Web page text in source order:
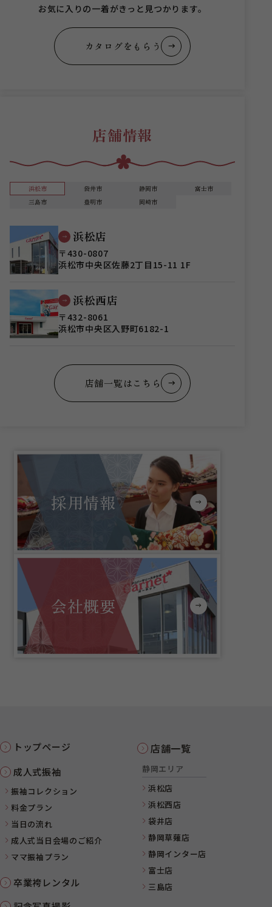
お気に入りの一着がきっと見つかります。
カタログをもらう
店舗情報
浜松市 袋井市 静岡市
富士市
三島市
豊明市 岡崎市
浜松店
〒430-0807
浜松市中央区佐藤2丁目15-11 1F
浜松西店
〒432-8061
浜松市中央区入野町6182-1
店舗一覧はこちら
採用情報
会社概要
トップページ
成人式振袖
振袖コレクション
料金プラン
当日の流れ
成人式当日会場のご紹介
ママ振袖プラン
卒業袴レンタル
店舗一覧
静岡エリア
浜松店
浜松西店
袋井店
静岡草薙店
静岡インター店
富士店
三島店